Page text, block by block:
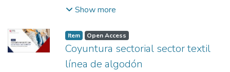
Show more
Item Open Access
Coyuntura sectorial sector textil
línea de algodón